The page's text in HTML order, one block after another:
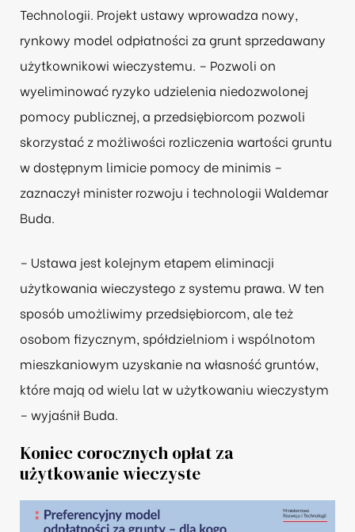
Technologii. Projekt ustawy wprowadza nowy,
rynkowy model odpłatności za grunt sprzedawany
użytkownikowi wieczystemu. – Pozwoli on
wyeliminować ryzyko udzielenia niedozwolonej
pomocy publicznej, a przedsiębiorcom pozwoli
skorzystać z możliwości rozliczenia wartości gruntu
w dostępnym limicie pomocy de minimis –
zaznaczył minister rozwoju i technologii Waldemar
Buda.
– Ustawa jest kolejnym etapem eliminacji
użytkowania wieczystego z systemu prawa. W ten
sposób umożliwimy przedsiębiorcom, ale też
osobom fizycznym, spółdzielniom i wspólnotom
mieszkaniowym uzyskanie na własność gruntów,
które mają od wielu lat w użytkowaniu wieczystym
– wyjaśnił Buda.
Koniec corocznych opłat za
użytkowanie wieczyste